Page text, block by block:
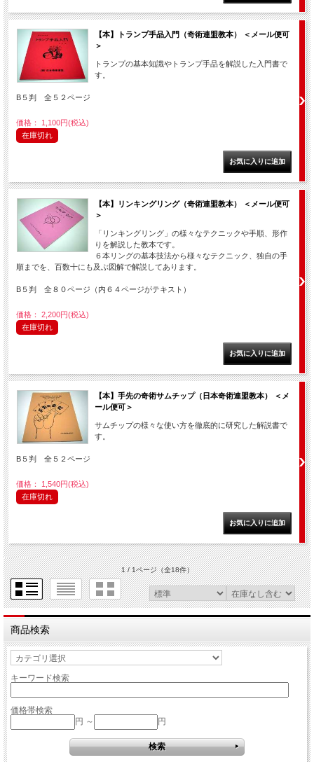
【本】トランプ手品入門（奇術連盟教本） ＜メール便可
＞
トランプの基本知識やトランプ手品を解説した入門書で
す。
B５判 全５２ページ
価格： 1,100円(税込)
在庫切れ
【本】リンキングリング（奇術連盟教本） ＜メール便可
＞
「リンキングリング」の様々なテクニックや手順、形作
りを解説した教本です。
６本リングの基本技法から様々なテクニック、独自の手
順までを、百数十にも及ぶ図解で解説してあります。
B５判 全８０ページ（内６４ページがテキスト）
価格： 2,200円(税込)
在庫切れ
【本】手先の奇術サムチップ（日本奇術連盟教本） ＜メ
ール便可＞
サムチップの様々な使い方を徹底的に研究した解説書で
す。
B５判 全５２ページ
価格： 1,540円(税込)
在庫切れ
1 / 1ページ（全18件）
商品検索
キーワード検索
価格帯検索
円 ～
円